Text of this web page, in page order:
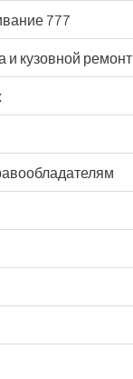
777
и кузовной ремонт